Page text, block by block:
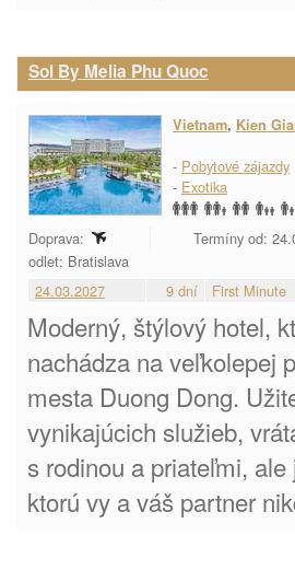
Sol By Melia Phu Quoc
Vietnam, Kien
- Pobytové zájazdy
- Exotika
Doprava:
Termíny od:
odlet: Bratislava
24.03.2027
9 dní First Minute
Moderný, štýlový hotel,
nachádza na veľkolepej
mesta Duong Dong.
vynikajúcich služieb,
s rodinou a priateľmi,
ktorú vy a váš partner